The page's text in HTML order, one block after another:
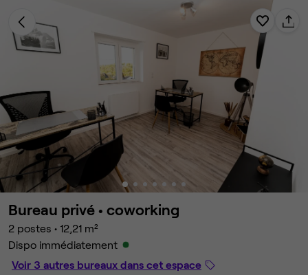
Bureau privé • coworking
2 postes • 12,21 m²
Dispo immédiatement
Voir 3 autres bureaux dans cet espace